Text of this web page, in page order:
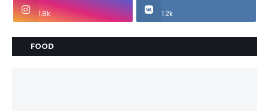
1.8k 1.2k
FOOD